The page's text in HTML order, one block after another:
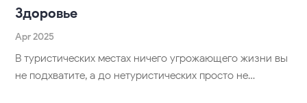
Здоровье
Apr 2025
В туристических местах ничего угрожающего жизни вы
не подхватите, а до нетуристических просто не…